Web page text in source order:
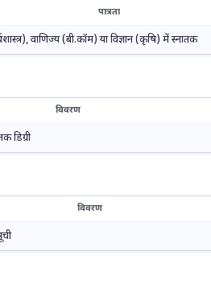
पात्रता
वाणिज्य (बी.कॉम) या विज्ञान (कृषि) में स्नातक
विवरण
डिग्री
विवरण